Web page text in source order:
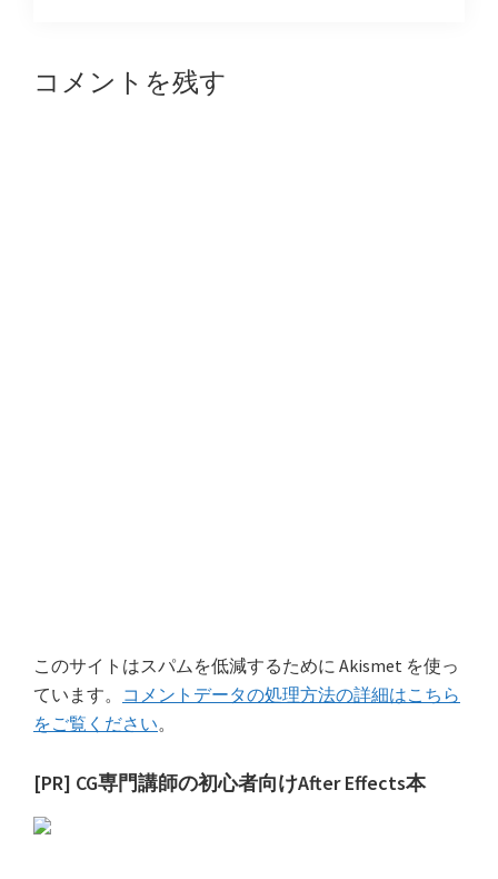
Reader
コメントを残す
このサイトはスパムを低減するために Akismet を使っ
ています。 コメントデータの処理方法の詳細はこちら
をご覧ください。
最
初
[PR] CG専門講師の初心者向けAfter Effects本